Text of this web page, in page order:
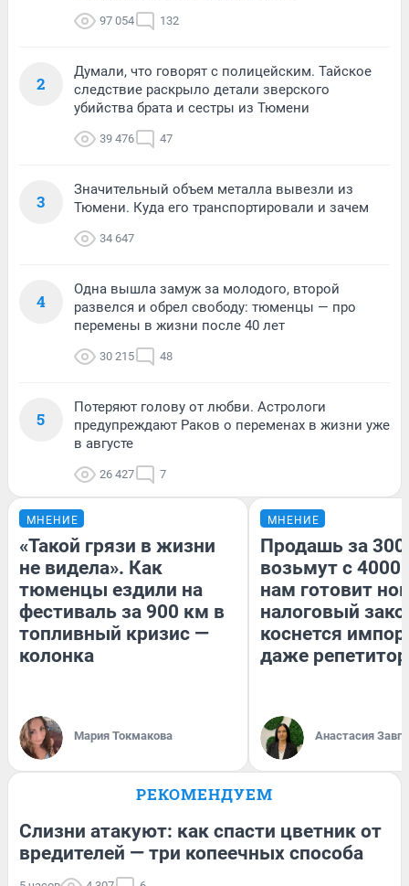
97 054 132
2
Думали, что говорят с полицейским. Тайское
следствие раскрыло детали зверского
убийства брата и сестры из Тюмени
39 476 47
3
Значительный объем металла вывезли из
Тюмени. Куда его транспортировали и зачем
34 647
4
Одна вышла замуж за молодого, второй
развелся и обрел свободу: тюменцы — про
перемены в жизни после 40 лет
30 215 48
5
Потеряют голову от любви. Астрологи
предупреждают Раков о переменах в жизни уже
в августе
26 427 7
МНЕНИЕ
«Такой грязи в жизни
не видела». Как
тюменцы ездили на
фестиваль за 900 км в
топливный кризис —
колонка
Мария Токмакова
МНЕНИЕ
Продашь за
возьмут с
нам готовит
налоговый
коснется
даже
Анастасия
РЕКОМЕНДУЕМ
Слизни атакуют: как спасти цветник от
вредителей — три копеечных способа